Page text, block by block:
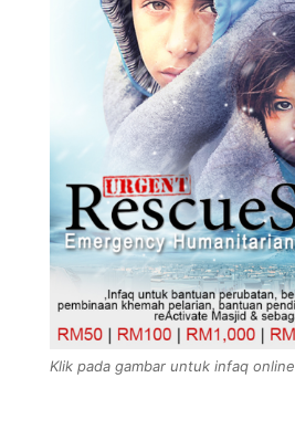
Klik pada gambar untuk infaq